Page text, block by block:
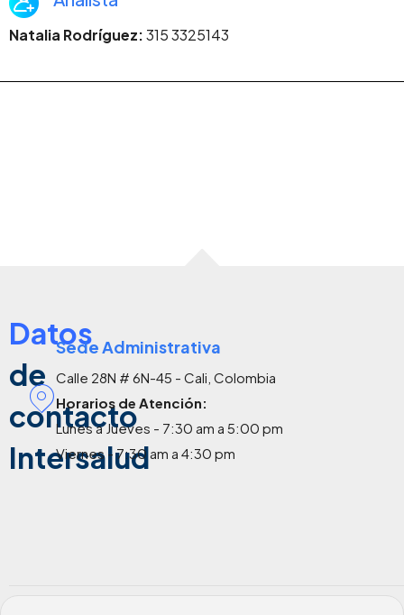
Natalia Rodríguez:315 3325143
Datos
de
contacto
Intersalud
Sede Administrativa
Calle 28N # 6N-45 - Cali, Colombia
Horarios de Atención:
Lunes a Jueves - 7:30 am a 5:00 pm
Viernes - 7:30 am a 4:30 pm